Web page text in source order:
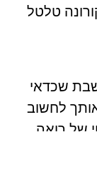
טלטל
שכדאי
לחשוב
של רואה